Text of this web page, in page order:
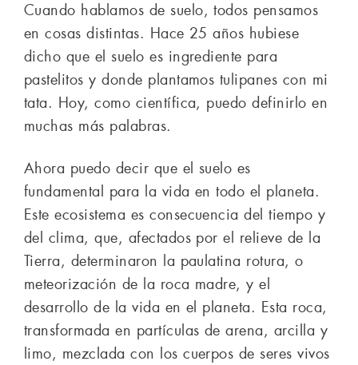
Cuando hablamos de suelo, todos pensamos
en cosas distintas. Hace 25 años hubiese
dicho que el suelo es ingrediente para
pastelitos y donde plantamos tulipanes con mi
tata. Hoy, como científica, puedo definirlo en
muchas más palabras.
Ahora puedo decir que el suelo es
fundamental para la vida en todo el planeta.
Este ecosistema es consecuencia del tiempo y
del clima, que, afectados por el relieve de la
Tierra, determinaron la paulatina rotura, o
meteorización de la roca madre, y el
desarrollo de la vida en el planeta. Esta roca,
transformada en partículas de arena, arcilla y
limo, mezclada con los cuerpos de seres vivos